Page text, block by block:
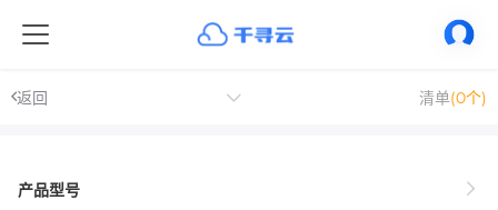
返回 清单(0个)
产品型号